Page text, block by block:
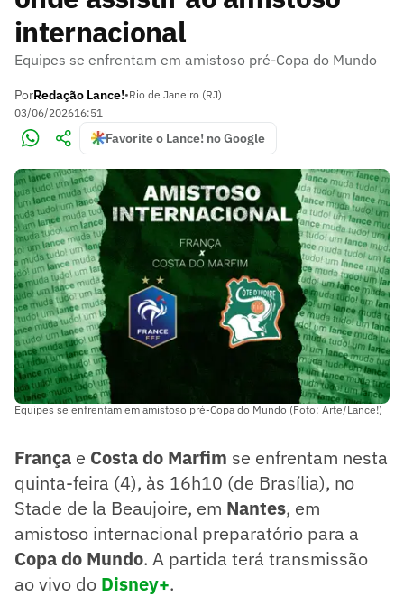
internacional
Equipes se enfrentam em amistoso pré-Copa do Mundo
PorRedação Lance!•Rio de Janeiro (RJ)
03/06/202616:51
Favorite o Lance! no Google
Equipes se enfrentam em amistoso pré-Copa do Mundo (Foto: Arte/Lance!)
França e Costa do Marfim se enfrentam nesta
quinta-feira (4), às 16h10 (de Brasília), no
Stade de la Beaujoire, em Nantes, em
amistoso internacional preparatório para a
Copa do Mundo. A partida terá transmissão
ao vivo do Disney+.